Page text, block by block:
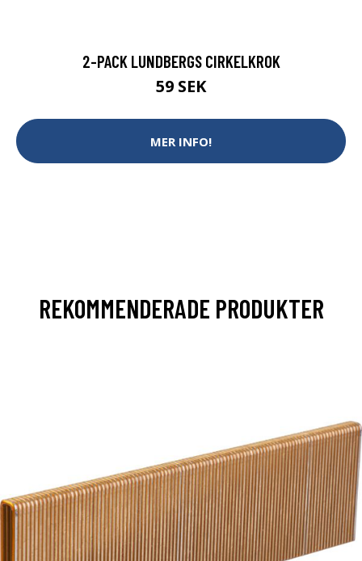
2-PACK LUNDBERGS CIRKELKROK
59 SEK
MER INFO!
REKOMMENDERADE PRODUKTER